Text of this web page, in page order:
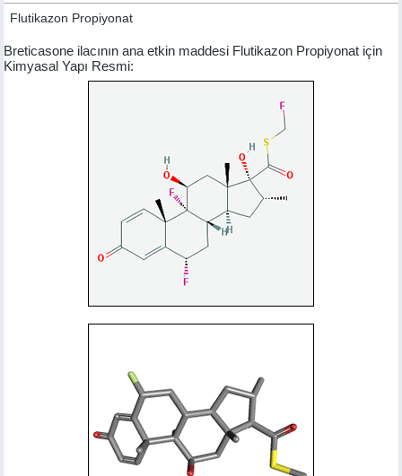
Flutikazon Propiyonat
Breticasone ilacının ana etkin maddesi Flutikazon Propiyonat için
Kimyasal Yapı Resmi: